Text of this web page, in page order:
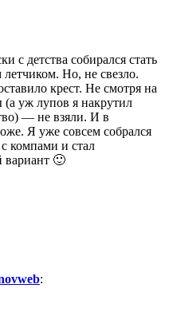
с детства собирался стать
Но, не свезло.
крест. Не смотря на
(а уж лупов я накрутил
— не взяли. И в
Я уже совсем собрался
компами и стал
🙂
: